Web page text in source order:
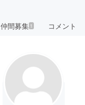
仲間募集 1 コメント